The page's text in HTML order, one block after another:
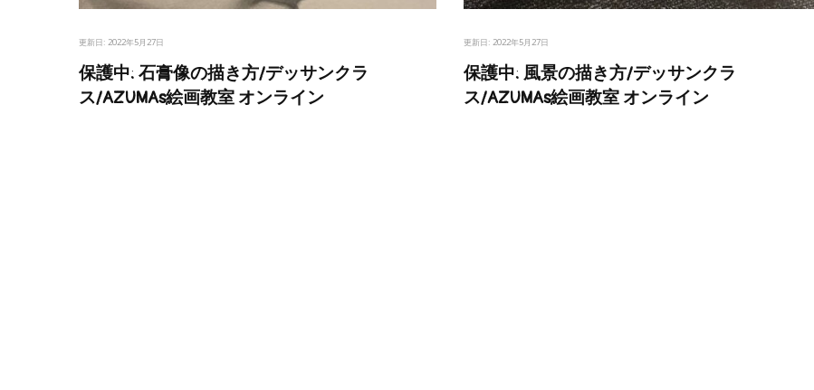
更新日: 2022年5月27日
保護中: 石膏像の描き方/デッサンクラ
ス/AZUMAs絵画教室 オンライン
更新日: 2022年5月27日
保護中: 風景の描き方/デッサンクラ
ス/AZUMAs絵画教室 オンライン